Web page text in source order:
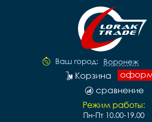
Ваш город: Воронеж
Корзина
сравнение
Режим работы:
Пн-Пт 10.00-19.00